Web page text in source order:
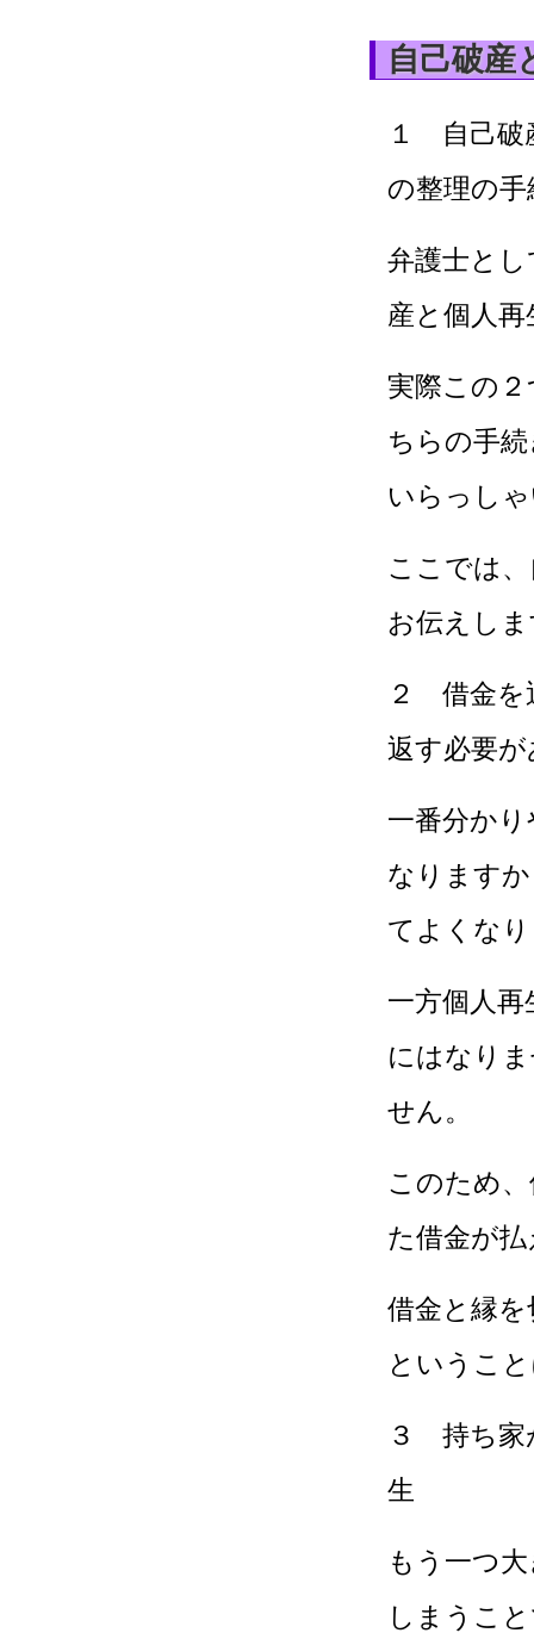
自己破産
１ 自己破
の整理の手
弁護士と
産と個人
実際この
ちらの手
いらっし
ここでは
お伝えし
２ 借金を
返す必要
一番分か
なります
てよくな
一方個人
にはなり
せん。
このため
た借金が
借金と縁
というこ
３ 持ち家
生
もう一つ
しまうこ